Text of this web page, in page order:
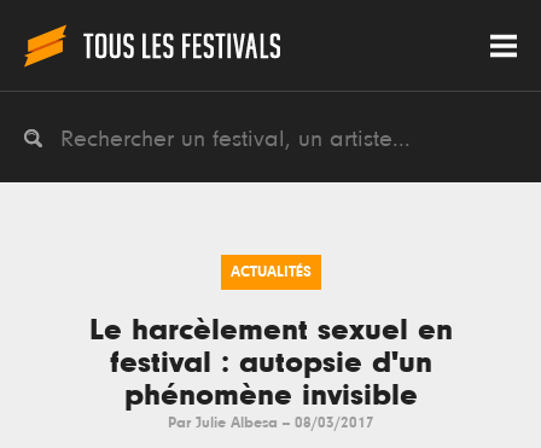
ACTUALITÉS
Le harcèlement sexuel en
festival : autopsie d'un
phénomène invisible
Par Julie Albesa -- 08/03/2017